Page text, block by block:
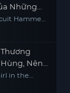
Những
Hammer
Thương
Nên
in the